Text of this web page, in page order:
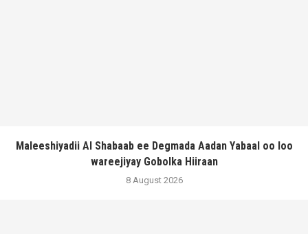
Maleeshiyadii Al Shabaab ee Degmada Aadan Yabaal oo loo
wareejiyay Gobolka Hiiraan
8 August 2026